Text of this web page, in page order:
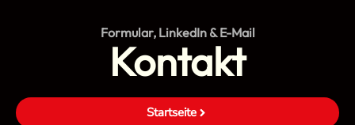
Formular, LinkedIn & E-Mail
Kontakt
Startseite